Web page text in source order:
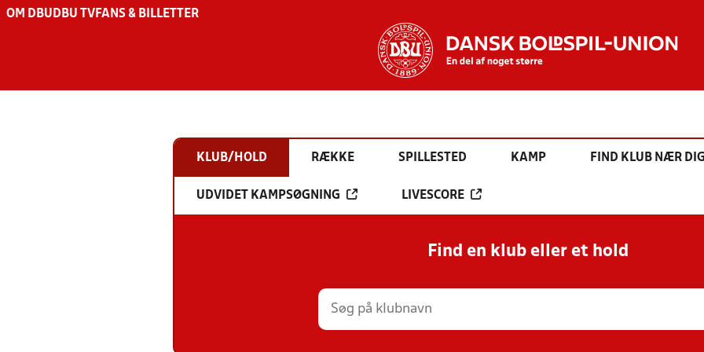
OM DBU DBU TV FANS & BILLETTER
KLUB/HOLD RÆKKE SPILLESTED KAMP FIND KLUB NÆR
UDVIDET KAMPSØGNING LIVESCORE
Find en klub eller et hold